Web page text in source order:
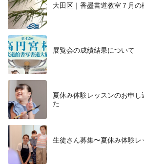
大田区｜香墨書道教室７月の
展覧会の成績結果について
夏休み体験レッスンのお申
た
生徒さん募集〜夏休み体験